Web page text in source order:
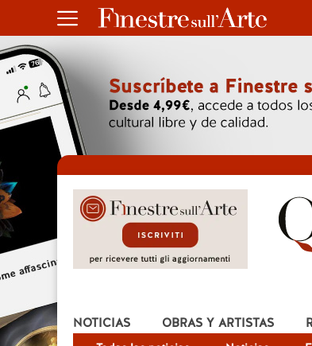
NOTICIAS OBRAS Y ARTISTAS